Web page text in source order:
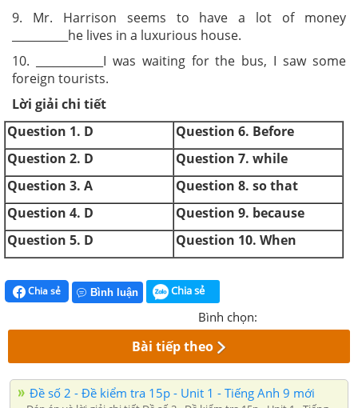
9. Mr. Harrison seems to have a lot of money
__________he lives in a luxurious house.
10. ____________I was waiting for the bus, I saw some
foreign tourists.
Lời giải chi tiết
Question 1. D
Question 6. Before
Question 2. D
Question 7. while
Question 3. A
Question 8. so that
Question 4. D
Question 9. because
Question 5. D
Question 10. When
Chia sẻ Bình luận Chia sẻ
Bình chọn:
Bài tiếp theo
Đề số 2 - Đề kiểm tra 15p - Unit 1 - Tiếng Anh 9 mới